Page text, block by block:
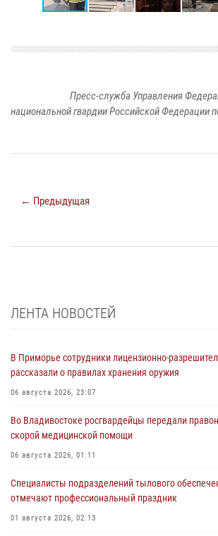
Пресс-служба Управления
национальной гвардии Российской Федерации
← Предыдущая
ЛЕНТА НОВОСТЕЙ
В Приморье сотрудники лицензионно-
рассказали о правилах хранения оружия
06 августа 2026, 23:07
Во Владивостоке росгвардейцы передали
скорой медицинской помощи
06 августа 2026, 01:11
Специалисты подразделений тылового
отмечают профессиональный праздник
01 августа 2026, 02:13